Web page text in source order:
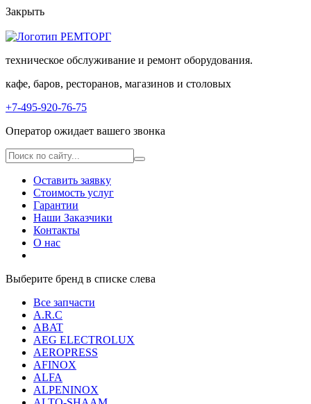
Закрыть
техническое обслуживание и ремонт оборудования.
кафе, баров, ресторанов, магазинов и столовых
+7-495-920-76-75
Оператор ожидает вашего звонка
Оставить заявку
Стоимость услуг
Гарантии
Наши Заказчики
Контакты
О нас
Выберите бренд в списке слевa
Все запчасти
A.R.C
ABAT
AEG ELECTROLUX
AEROPRESS
AFINOX
ALFA
ALPENINOX